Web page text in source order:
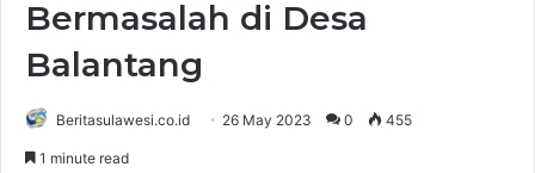
Bermasalah di Desa
Balantang
Beritasulawesi.co.id 26 May 2023 0 455
1 minute read